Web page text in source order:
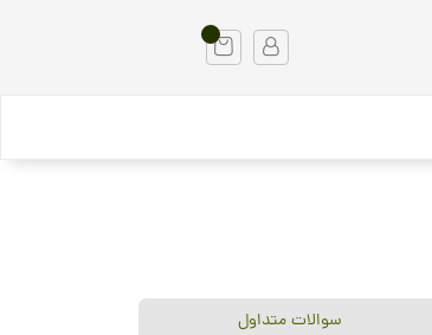
سوالات متداول